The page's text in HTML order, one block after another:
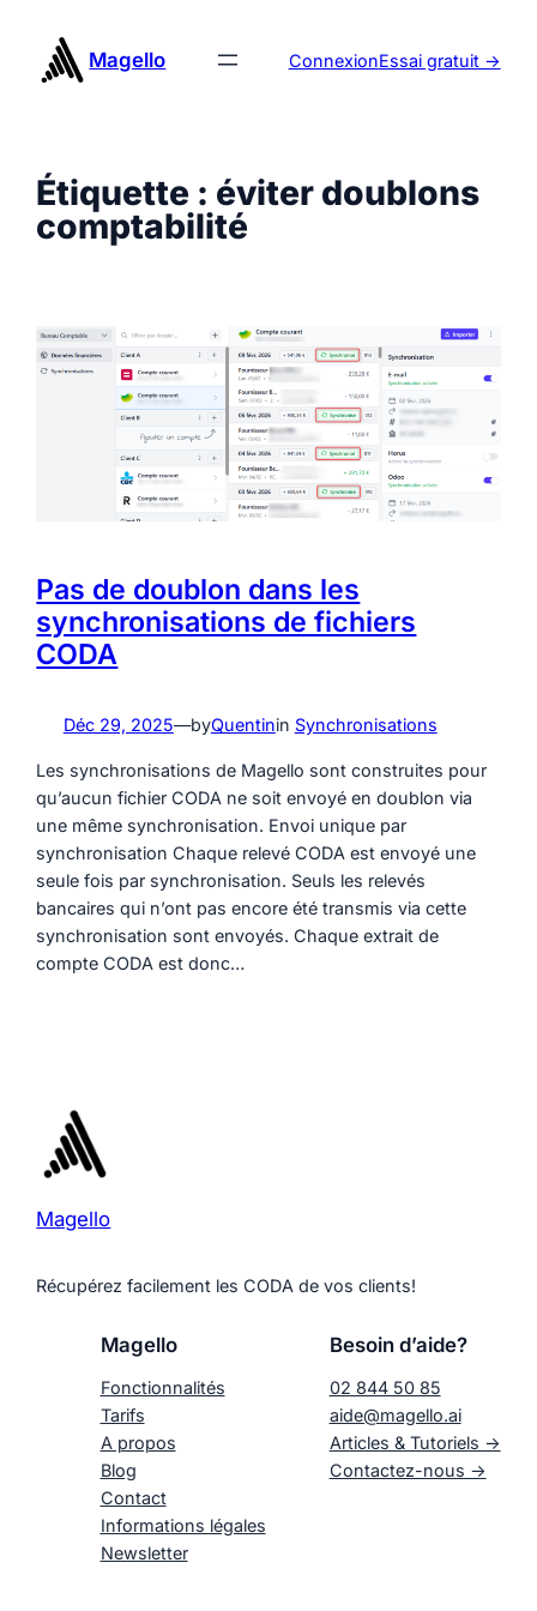
contenu
Magello ConnexionEssai gratuit ->
Étiquette : éviter doublons
comptabilité
Pas de doublon dans les
synchronisations de fichiers
CODA
Déc 29, 2025—byQuentinin Synchronisations
Les synchronisations de Magello sont construites pour
qu’aucun fichier CODA ne soit envoyé en doublon via
une même synchronisation. Envoi unique par
synchronisation Chaque relevé CODA est envoyé une
seule fois par synchronisation. Seuls les relevés
bancaires qui n’ont pas encore été transmis via cette
synchronisation sont envoyés. Chaque extrait de
compte CODA est donc…
Magello
Récupérez facilement les CODA de vos clients!
Magello
Fonctionnalités
Tarifs
A propos
Blog
Contact
Informations légales
Newsletter
Besoin d’aide?
02 844 50 85
aide@magello.ai
Articles & Tutoriels ->
Contactez-nous ->